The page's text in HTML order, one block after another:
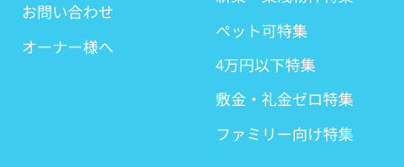
お問い合わせ
オーナー様へ
ペット可特集
4万円以下特集
敷金・礼金ゼロ特集
ファミリー向け特集